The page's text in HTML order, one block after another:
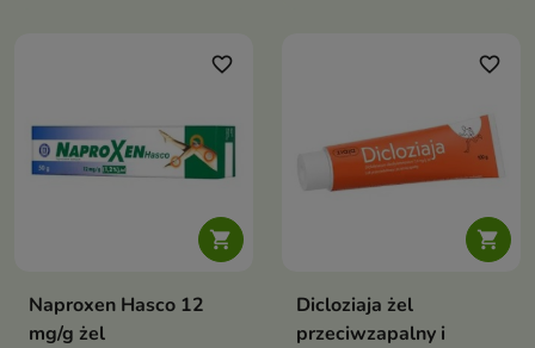

favorite_border
Naproxen Hasco 12
mg/g żel

favorite_border
Dicloziaja żel
przeciwzapalny i